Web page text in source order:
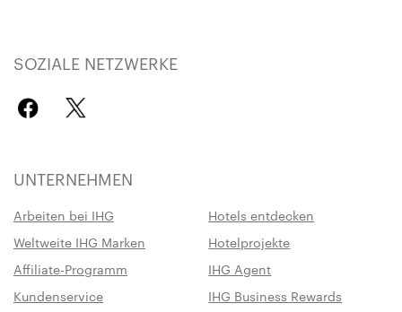
SOZIALE NETZWERKE
UNTERNEHMEN
Arbeiten bei IHG
Hotels entdecken
Weltweite IHG Marken
Hotelprojekte
Affiliate-Programm
IHG Agent
Kundenservice
IHG Business Rewards